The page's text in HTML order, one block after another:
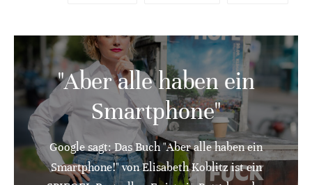
"Aber alle haben ein
Smartphone"
Google sagt: Das Buch "Aber alle haben ein
Smartphone!" von Elisabeth Koblitz ist ein